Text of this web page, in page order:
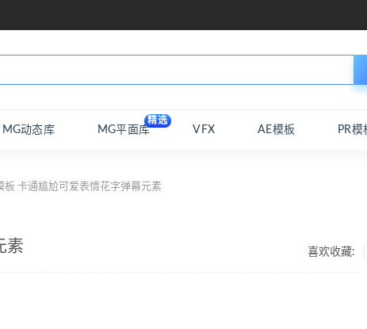
MG动态库 MG平面库
精选
VFX AE模板 PR模
板 卡通尴尬可爱表情花字弹幕元素
喜欢收藏:
素